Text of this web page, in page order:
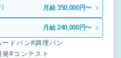
月給 350,000円〜
月給 240,000円〜
ードパン#調理パン
発#コンテスト